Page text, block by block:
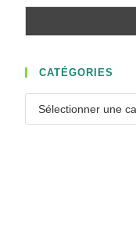
CATÉGORIES